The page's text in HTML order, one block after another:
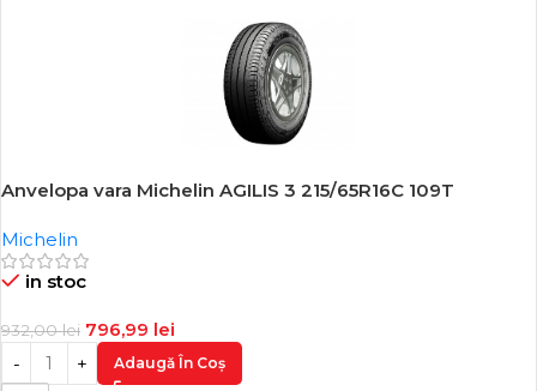
-14%
Anvelopa vara Michelin AGILIS 3 215/65R16C 109T
Michelin
in stoc
932,00lei 796,99 lei
Adaugă În Coș